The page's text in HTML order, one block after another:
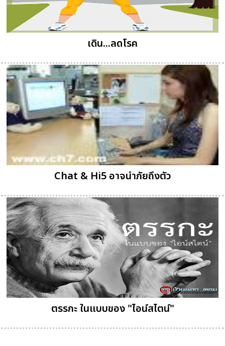
เดิน...ลดโรค
Chat & Hi5 อาจนำภัยถึงตัว
ตรรกะ ในแบบของ "ไอน์สไตน์"